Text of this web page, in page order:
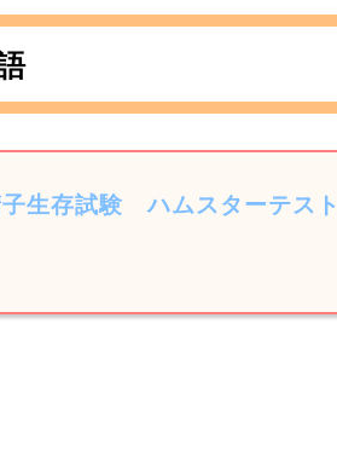
生存試験
ハムスターテスト